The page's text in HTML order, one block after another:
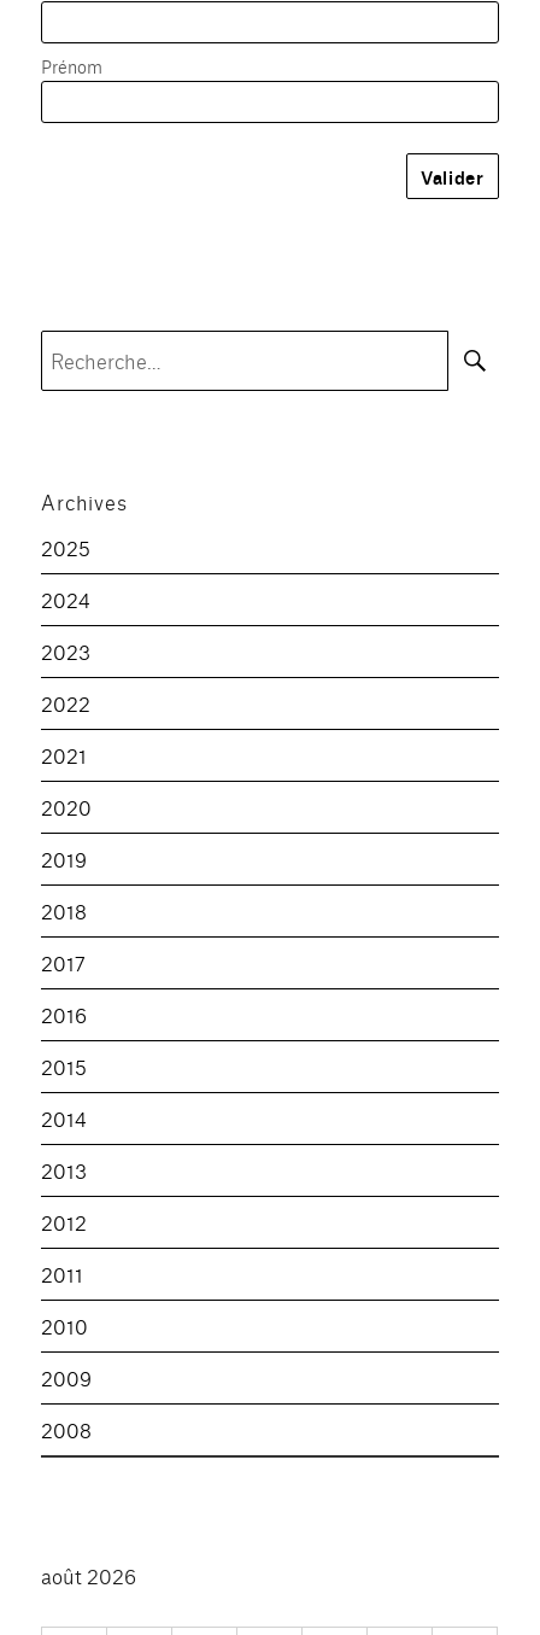
Prénom
Archives
2025
2024
2023
2022
2021
2020
2019
2018
2017
2016
2015
2014
2013
2012
2011
2010
2009
2008
août 2026